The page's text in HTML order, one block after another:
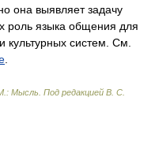
она выявляет задачу
языка общения для
культурных систем. См.
Мысль Под редакцией В. С.